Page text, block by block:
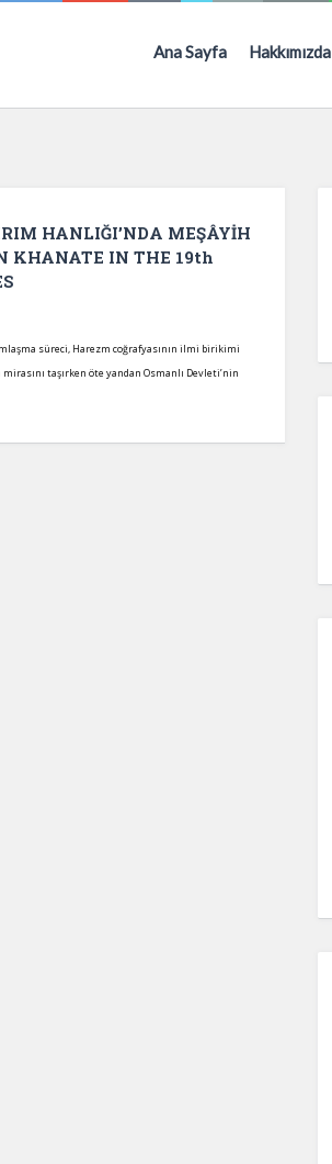
Ana Sayfa Hakkımızda
HANLIĞI’NDA MEŞÂYİH
KHANATE IN THE 19th
Harezm coğrafyasının ilmi birikimi
taşırken öte yandan Osmanlı Devleti’nin